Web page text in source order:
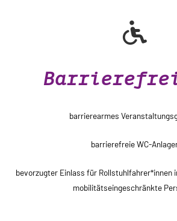
barrierearmes
barrierefreie WC-
bevorzugter Einlass für Rollstuhlfahrer*innen
mobilitätseingeschränkte